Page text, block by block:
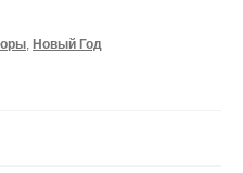
Новый Год